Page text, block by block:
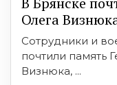
Олега
Сотрудники и
почтили память
Визнюка, ...